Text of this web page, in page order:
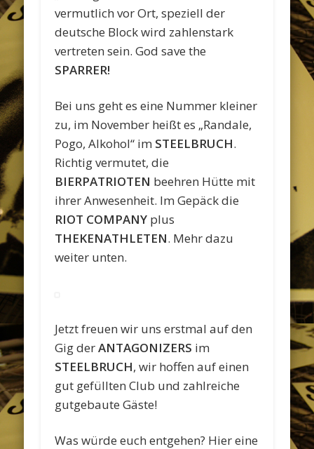
vermutlich vor Ort, speziell der
deutsche Block wird zahlenstark
vertreten sein. God save the
SPARRER!
Bei uns geht es eine Nummer kleiner
zu, im November heißt es „Randale,
Pogo, Alkohol“ im STEELBRUCH.
Richtig vermutet, die
BIERPATRIOTEN beehren Hütte mit
ihrer Anwesenheit. Im Gepäck die
RIOT COMPANY plus
THEKENATHLETEN. Mehr dazu
weiter unten.
Jetzt freuen wir uns erstmal auf den
Gig derANTAGONIZERS im
STEELBRUCH, wir hoffen auf einen
gut gefüllten Club und zahlreiche
gutgebaute Gäste!
Was würde euch entgehen? Hier eine